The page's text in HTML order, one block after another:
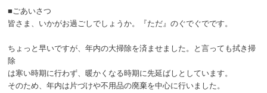
■ごあいさつ
皆さま、いかがお過ごしでしょうか。『ただ』のぐでぐでです。
ちょっと早いですが、年内の大掃除を済ませました。と言っても拭き掃
除
は寒い時期に行わず、暖かくなる時期に先延ばしとしています。
そのため、年内は片づけや不用品の廃棄を中心に行いました。